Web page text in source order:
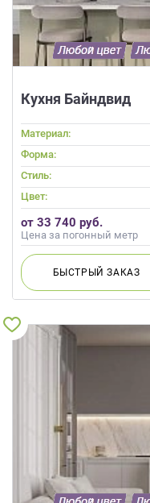
Кухня Байндвид
Материал:
Форма:
Стиль:
Цвет:
от 33 740 руб.
Цена за погонный метр
БЫСТРЫЙЗАКАЗ